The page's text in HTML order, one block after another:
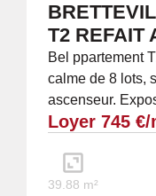
T2 REFAIT
Bel ppartement
calme de 8 lots,
ascenseur.
de 1993. Une
Loyer 745
39.88 m²